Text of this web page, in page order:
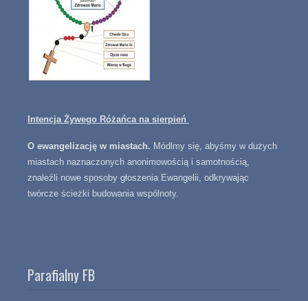
Intencja Żywego Różańca na sierpień
O ewangelizację w miastach. Módlmy się, abyśmy w dużych
miastach naznaczonych anonimowością i samotnością,
znaleźli nowe sposoby głoszenia Ewangelii, odkrywając
twórcze ścieżki budowania wspólnoty.
Parafialny FB